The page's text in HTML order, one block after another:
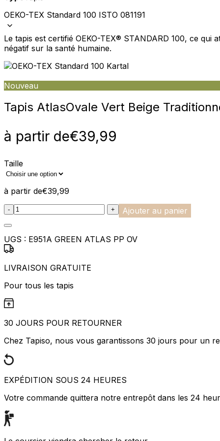
OEKO-TEX Standard 100 ISTO 081191
Le tapis est certifié OEKO-TEX® STANDARD 100, ce
négatif sur la santé humaine.
Nouveau
Tapis AtlasOvale Vert Beige
à partir de€39,99
Taille
à partir de€39,99
:product_name quantity
- + Ajouter au panier
UGS : E951A GREEN ATLAS PP OV
LIVRAISON GRATUITE
Pour tous les tapis
30 JOURS POUR RETOURNER
Chez Tapiso, nous vous garantissons 30 jours pour un
EXPÉDITION SOUS 24 HEURES
Votre commande quittera notre entrepôt dans les 24
Nous utilisons des cookies
partenaires peuvent combiner
utilisation de leurs services.
Les cookies indispensables
Les cookies marketing sont